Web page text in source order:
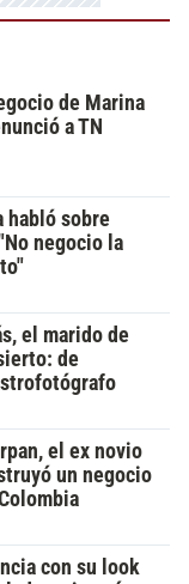
de Marina
a TN
habló sobre
negocio la
el marido de
de
el ex novio
un negocio
con su look